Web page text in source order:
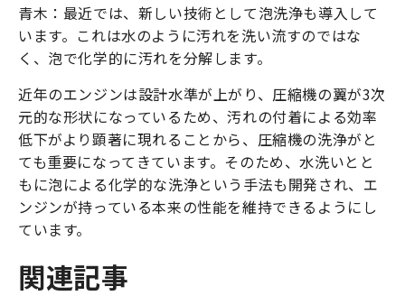
青木：最近では、新しい技術として泡洗浄も導入して
います。これは水のように汚れを洗い流すのではな
く、泡で化学的に汚れを分解します。
近年のエンジンは設計水準が上がり、圧縮機の翼が3次
元的な形状になっているため、汚れの付着による効率
低下がより顕著に現れることから、圧縮機の洗浄がと
ても重要になってきています。そのため、水洗いとと
もに泡による化学的な洗浄という手法も開発され、エ
ンジンが持っている本来の性能を維持できるようにし
ています。
関連記事